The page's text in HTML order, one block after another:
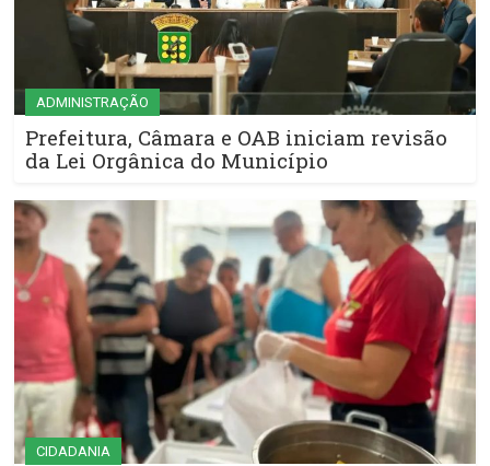
ADMINISTRAÇÃO
Prefeitura, Câmara e OAB iniciam revisão
da Lei Orgânica do Município
CIDADANIA